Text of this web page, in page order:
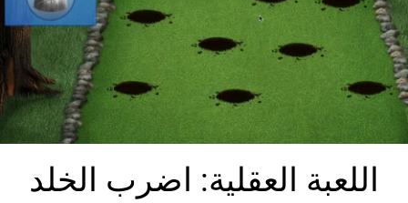
اللعبة العقلية: اضرب الخلد